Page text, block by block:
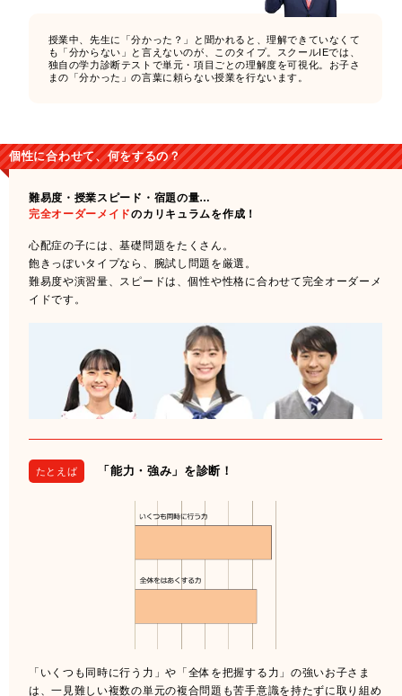
授業中、先生に「分かった？」と聞かれると、理解できていなくて
も「分からない」と言えないのが、このタイプ。スクールIEでは、
独自の学力診断テストで単元・項目ごとの理解度を可視化。お子さ
まの「分かった」の言葉に頼らない授業を行ないます。
個性に合わせて、何をするの？
難易度・授業スピード・宿題の量…
完全オーダーメイドのカリキュラムを作成！
心配症の子には、基礎問題をたくさん。
飽きっぽいタイプなら、腕試し問題を厳選。
難易度や演習量、スピードは、個性や性格に合わせて完全オーダーメ
イドです。
たとえば 「能力・強み」を診断！
「いくつも同時に行う力」や「全体を把握する力」の強いお子さま
は、一見難しい複数の単元の複合問題も苦手意識を持たずに取り組め